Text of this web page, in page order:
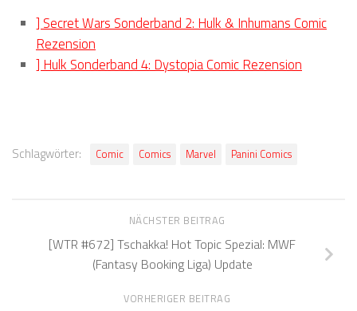
] Secret Wars Sonderband 2: Hulk & Inhumans Comic
Rezension
] Hulk Sonderband 4: Dystopia Comic Rezension
Schlagwörter: Comic Comics Marvel Panini Comics
NÄCHSTER BEITRAG
[WTR #672] Tschakka! Hot Topic Spezial: MWF
(Fantasy Booking Liga) Update
VORHERIGER BEITRAG